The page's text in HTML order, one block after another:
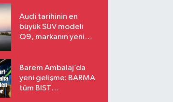
Audi tarihinin en
büyük SUV modeli
Q9, markanın yeni
Barem Ambalaj’da
yeni gelişme: BARMA
tüm BIST